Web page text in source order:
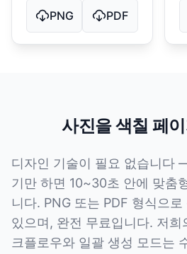
PNG PDF
사진을 색칠 페
디자인 기술이 필요 없습니다
기만 하면 10~30초 안에 맞춤
니다. PNG 또는 PDF 형식으
있으며, 완전 무료입니다. 저희
크플로우와 일괄 생성 모드는